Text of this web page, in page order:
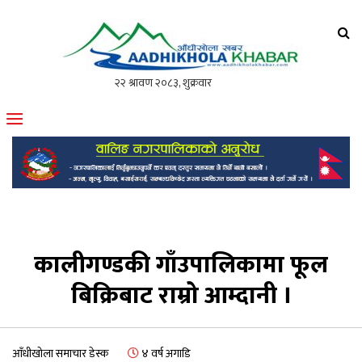
मोफसलकै लोकप्रिय अनलाइन पत्रिका
कालीगण्डकी गाँउपालिकामा फूल
बिक्रिबाट राम्रो आम्दानी ।
आँधीखोला समाचार डेस्क ४ वर्ष अगाडि